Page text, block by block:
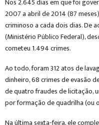
2007 a abril de 2014 (87
criminoso a cada dois dias. De
(Ministério Público Federal),
cometeu 1.494 crimes.
Ao todo, foram 312 atos de
dinheiro, 68 crimes de evasão
de quatro fraudes de licitação,
por formação de quadrilha (ou